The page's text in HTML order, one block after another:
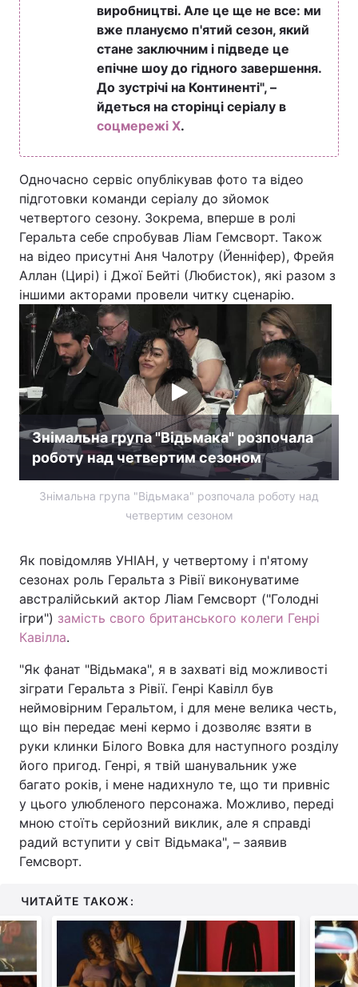
виробництві. Але це ще не все: ми
вже плануємо п'ятий сезон, який
стане заключним і підведе це
епічне шоу до гідного завершення.
До зустрічі на Континенті", –
йдеться на сторінці серіалу в
соцмережі X.
Одночасно сервіс опублікував фото та відео
підготовки команди серіалу до зйомок
четвертого сезону. Зокрема, вперше в ролі
Геральта себе спробував Ліам Гемсворт. Також
на відео присутні Аня Чалотру (Йенніфер), Фрейя
Аллан (Цирі) і Джої Бейті (Любисток), які разом з
іншими акторами провели читку сценарію.
Знімальна група "Відьмака" розпочала
роботу над четвертим сезоном
Знімальна група "Відьмака" розпочала роботу над
четвертим сезоном
Як повідомляв УНІАН, у четвертому і п'ятому
сезонах роль Геральта з Рівії виконуватиме
австралійський актор Ліам Гемсворт ("Голодні
ігри") замість свого британського колеги Генрі
Кавілла.
"Як фанат "Відьмака", я в захваті від можливості
зіграти Геральта з Рівії. Генрі Кавілл був
неймовірним Геральтом, і для мене велика честь,
що він передає мені кермо і дозволяє взяти в
руки клинки Білого Вовка для наступного розділу
його пригод. Генрі, я твій шанувальник уже
багато років, і мене надихнуло те, що ти привніс
у цього улюбленого персонажа. Можливо, переді
мною стоїть серйозний виклик, але я справді
радий вступити у світ Відьмака", – заявив
Гемсворт.
ЧИТАЙТЕ ТАКОЖ: